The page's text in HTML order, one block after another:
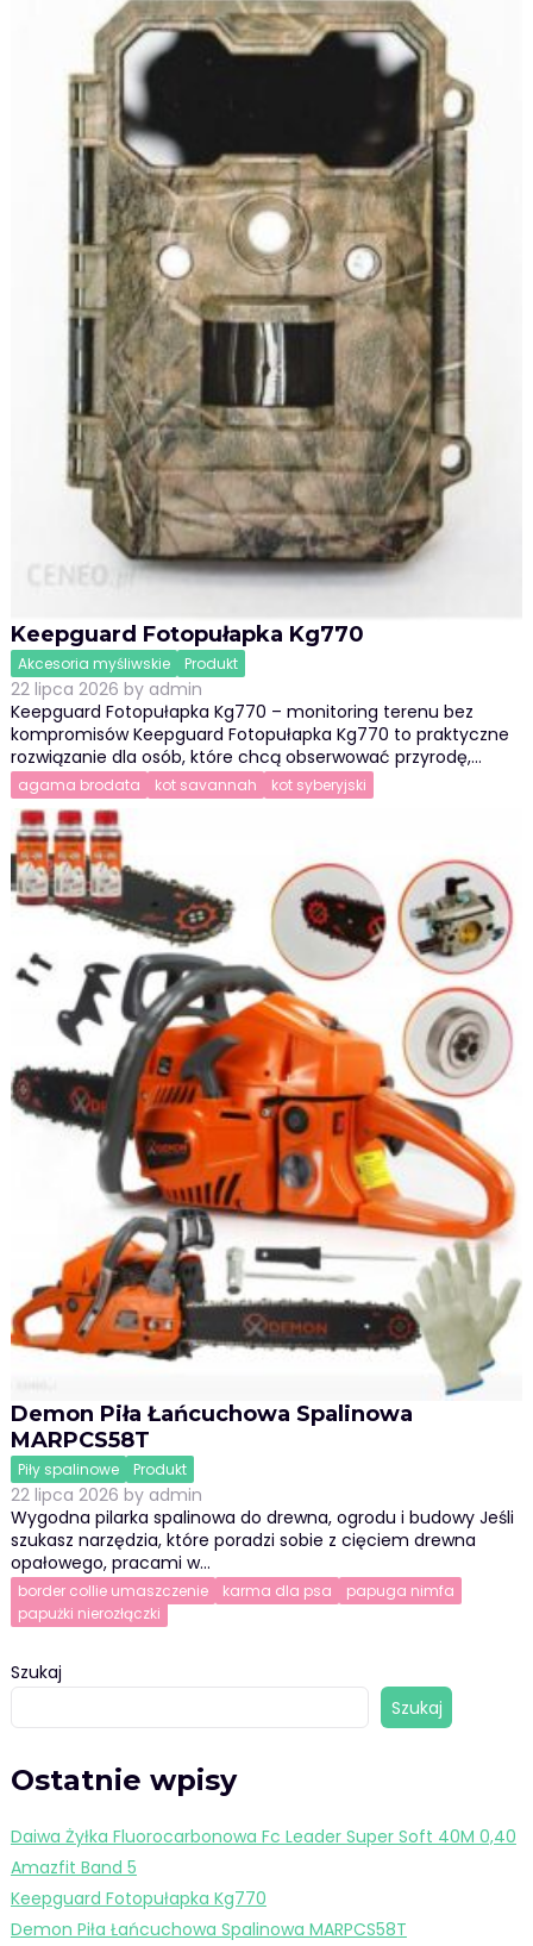
Keepguard Fotopułapka Kg770
Akcesoria myśliwskie Produkt
22 lipca 2026 by admin
Keepguard Fotopułapka Kg770 – monitoring terenu bez
kompromisów Keepguard Fotopułapka Kg770 to praktyczne
rozwiązanie dla osób, które chcą obserwować przyrodę,…
agama brodata kot savannah kot syberyjski
Demon Piła Łańcuchowa Spalinowa
MARPCS58T
Piły spalinowe Produkt
22 lipca 2026 by admin
Wygodna pilarka spalinowa do drewna, ogrodu i budowy Jeśli
szukasz narzędzia, które poradzi sobie z cięciem drewna
opałowego, pracami w…
border collie umaszczenie karma dla psa
papuga nimfa
papużki nierozłączki
Szukaj
Szukaj
Ostatnie wpisy
Daiwa Żyłka Fluorocarbonowa Fc Leader Super Soft 40M 0,40
Amazfit Band 5
Keepguard Fotopułapka Kg770
Demon Piła Łańcuchowa Spalinowa MARPCS58T